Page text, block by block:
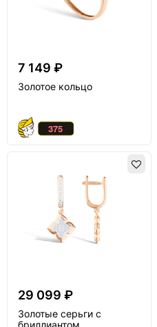
7 149 ₽
Золотое кольцо
29 099 ₽
Золотые серьги с
бриллиантом